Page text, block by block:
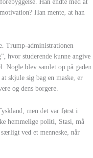
Han endte med at
Han mente, at han
Trump-administrationen
hvor studerende kunne angive
Nogle blev samlet op på gaden
skjule sig bag en maske, er
og dens borgere.
men det var først i
hemmelige politi, Stasi, må
ved et menneske, når